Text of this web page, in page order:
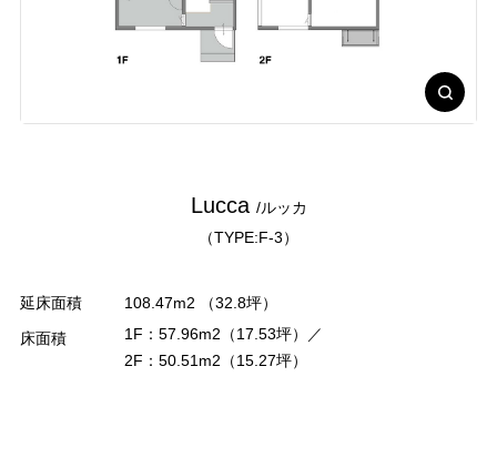
Lucca /ルッカ
（TYPE:F-3）
延床面積
108.47m2 （32.8坪）
床面積
1F：57.96m2（17.53坪）／
2F：50.51m2（15.27坪）